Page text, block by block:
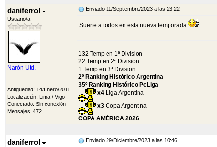
daniferrol
Usuario/a
Narón Utd.
Antigüedad: 14/Enero/2011
Localización: Lima / Vigo
Conectado: Sin conexión
Mensajes: 472
Enviado 11/Septiembre/2023 a las 23:22
Suerte a todos en esta nueva temporada
132 Temp en 1ª Division
22 Temp en 2ª Division
1 Temp en 3ª Division
2º Ranking Histórico Argentina
35º Ranking Histórico PcLiga
x4 Liga Argentina
x3 Copa Argentina
COPA AMÉRICA 2026
daniferrol Enviado 29/Diciembre/2023 a las 10:46